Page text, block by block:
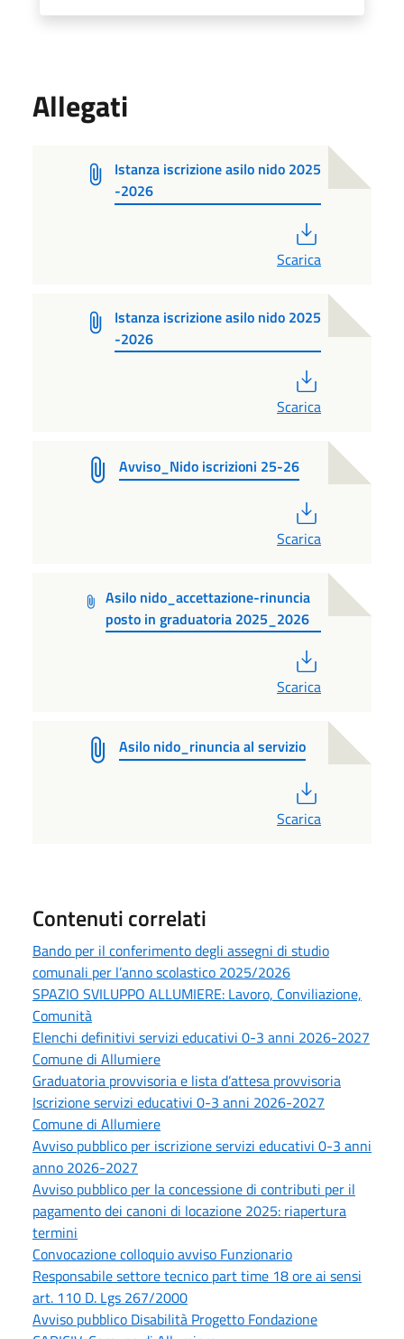
Allegati
Istanza iscrizione asilo nido 2025
-2026
Scarica
Istanza iscrizione asilo nido 2025
-2026
Scarica
Avviso_Nido iscrizioni 25-26
Scarica
Asilo nido_accettazione-rinuncia
posto in graduatoria 2025_2026
Scarica
Asilo nido_rinuncia al servizio
Scarica
Contenuti correlati
Bando per il conferimento degli assegni di studio
comunali per l’anno scolastico 2025/2026
SPAZIO SVILUPPO ALLUMIERE: Lavoro, Conviliazione,
Comunità
Elenchi definitivi servizi educativi 0-3 anni 2026-2027
Comune di Allumiere
Graduatoria provvisoria e lista d’attesa provvisoria
Iscrizione servizi educativi 0-3 anni 2026-2027
Comune di Allumiere
Avviso pubblico per iscrizione servizi educativi 0-3 anni
anno 2026-2027
Avviso pubblico per la concessione di contributi per il
pagamento dei canoni di locazione 2025: riapertura
termini
Convocazione colloquio avviso Funzionario
Responsabile settore tecnico part time 18 ore ai sensi
art. 110 D. Lgs 267/2000
Avviso pubblico Disabilità Progetto Fondazione